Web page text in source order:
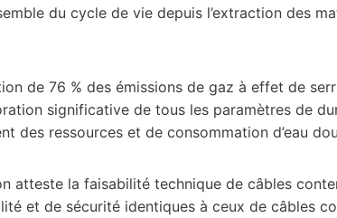
du cycle de vie depuis l’extraction des
de 76 % des émissions de gaz à effet de
significative de tous les paramètres de
des ressources et de consommation d’eau
atteste la faisabilité technique de câbles
et de sécurité identiques à ceux de câbles